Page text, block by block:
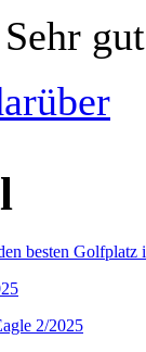
besten
2/2025